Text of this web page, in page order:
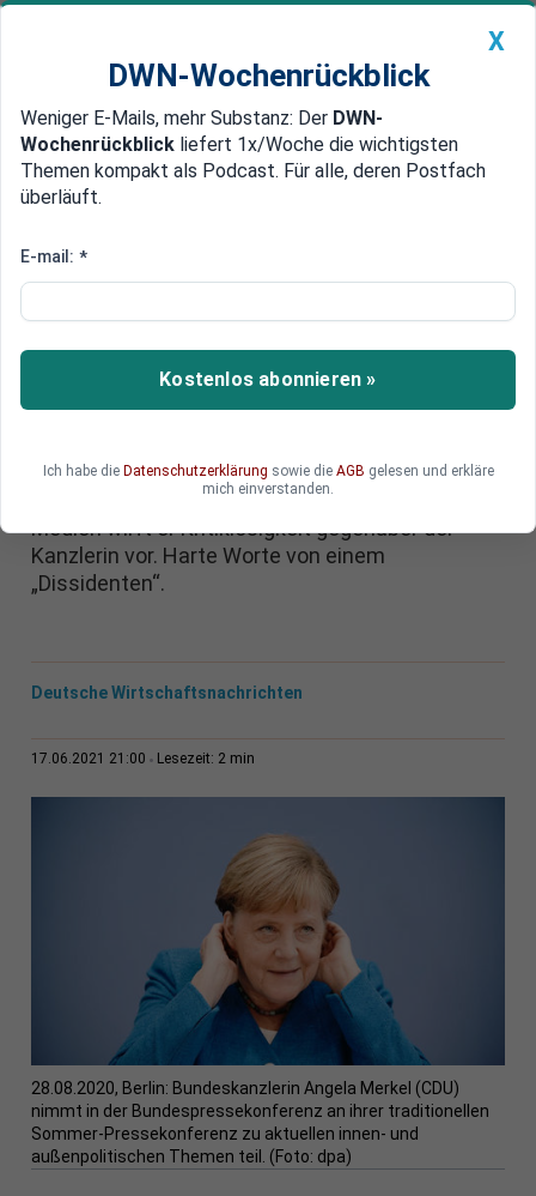
Newsticker MEIN DWN: Geldanlage Premium
Edelmetalle DWN-Magazin China
„Gesonderte Untersuchung“
Desaster gefordert
Der Mitarbeiter des Bundesinnenministeriums,
der in einem geleakten Dokument das Corona-
„gesonderte Untersuchung“ zur Rolle von
Kanzlerin Merkel im Verlauf der Pandemie. Den
Medien wirft er Kritiklosigkeit gegenüber der
Kanzlerin vor. Harte Worte von einem
„Dissidenten“.
Deutsche Wirtschaftsnachrichten
17.06.2021 21:00 Lesezeit: 2 min
28.08.2020, Berlin: Bundeskanzlerin Angela Merkel (CDU)
nimmt in der Bundespressekonferenz an ihrer traditionellen
Sommer-Pressekonferenz zu aktuellen innen- und
außenpolitischen Themen teil. (Foto: dpa)
X
DWN-Wochenrückblick
Weniger E-Mails, mehr Substanz: Der DWN-
Wochenrückblick liefert 1x/Woche die wichtigsten
Themen kompakt als Podcast. Für alle, deren Postfach
überläuft.
E-mail: *
Kostenlos abonnieren »
Ich habe die Datenschutzerklärung sowie die AGB gelesen und erkläre
mich einverstanden.